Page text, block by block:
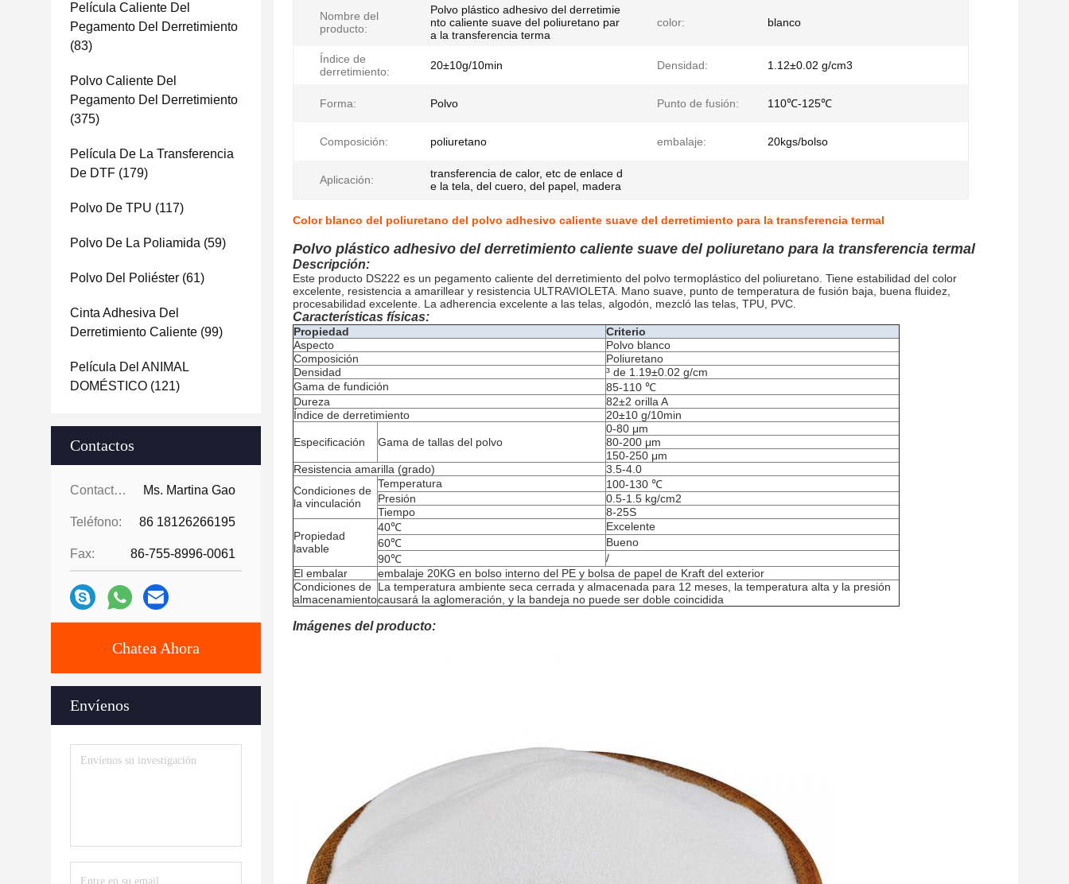
Película Caliente Del
Pegamento Del Derretimiento
(83)
Polvo Caliente Del
Pegamento Del Derretimiento
(375)
Película De La Transferencia
De DTF (179)
Polvo De TPU (117)
Polvo De La Poliamida (59)
Polvo Del Poliéster (61)
Cinta Adhesiva Del
Derretimiento Caliente (99)
Película Del ANIMAL
DOMÉSTICO (121)
Contactos
Contactos: Ms. Martina Gao
Teléfono: 86 18126266195
Fax: 86-755-8996-0061
Chatea Ahora
Envíenos
Nombre del
producto:
Polvo plástico adhesivo del derretimie
nto caliente suave del poliuretano par
a la transferencia terma
color: blanco
Índice de
derretimiento:
20±10g/10min Densidad: 1.12±0.02 g/cm3
Forma: Polvo Punto de fusión: 110℃-125℃
Composición: poliuretano embalaje: 20kgs/bolso
Aplicación:
transferencia de calor, etc de enlace d
e la tela, del cuero, del papel, madera
Color blanco del poliuretano del polvo adhesivo caliente suave del derretimiento para la transferencia termal
Polvo plástico adhesivo del derretimiento caliente suave del poliuretano para la transferencia termal
Descripción:
Este producto DS222 es un pegamento caliente del derretimiento del polvo termoplástico del poliuretano. Tiene estabilidad del color
excelente, resistencia a amarillear y resistencia ULTRAVIOLETA. Mano suave, punto de temperatura de fusión baja, buena fluidez,
procesabilidad excelente. La adherencia excelente a las telas, algodón, mezcló las telas, TPU, PVC.
Características físicas:
Propiedad
Criterio
Aspecto
Polvo blanco
Composición
Poliuretano
Densidad
³ de 1.19±0.02 g/cm
Gama de fundición
85-110 ℃
Dureza
82±2 orilla A
Índice de derretimiento
20±10 g/10min
Especificación Gama de tallas del polvo
0-80 μm
80-200 μm
150-250 μm
Resistencia amarilla (grado)
3.5-4.0
Condiciones de
la vinculación
Temperatura
100-130 ℃
Presión
0.5-1.5 kg/cm2
Tiempo
8-25S
Propiedad
lavable
40℃
Excelente
60℃
Bueno
90℃
/
El embalar
embalaje 20KG en bolso interno del PE y bolsa de papel de Kraft del exterior
Condiciones de
almacenamiento
La temperatura ambiente seca cerrada y almacenada para 12 meses, la temperatura alta y la presión
causará la aglomeración, y la bandeja no puede ser doble coincidida
Imágenes del producto: